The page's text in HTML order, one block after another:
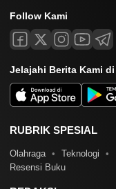
Follow Kami
Jelajahi Berita Kami di
RUBRIK SPESIAL
Olahraga Teknologi
Resensi Buku